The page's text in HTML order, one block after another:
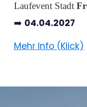
Laufevent Stadt
➡️ 04.04.2027
Mehr Info (Klick)